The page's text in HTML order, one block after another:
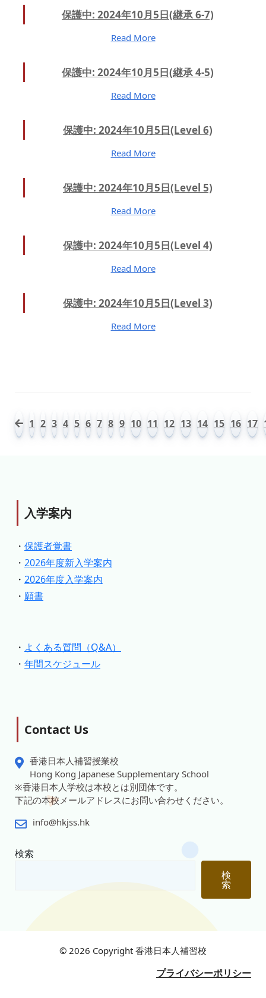
保護中: 2024年10月5日(継承 6-7)
Read More
保護中: 2024年10月5日(継承 4-5)
Read More
保護中: 2024年10月5日(Level 6)
Read More
保護中: 2024年10月5日(Level 5)
Read More
保護中: 2024年10月5日(Level 4)
Read More
保護中: 2024年10月5日(Level 3)
Read More
1 2 3 4 5 6 7 8 9 10 11 12 13 14 15 16 17
入学案内
・ 保護者覚書
・ 2026年度新入学案内
・ 2026年度入学案内
・ 願書
・ よくある質問（Q&A）
・ 年間スケジュール
Contact Us
香港日本人補習授業校
Hong Kong Japanese Supplementary School
※香港日本人学校は本校とは別団体です。
下記の本校メールアドレスにお問い合わせください。
info@hkjss.hk
検索
検
索
© 2026 Copyright 香港日本人補習校
プライバシーポリシー